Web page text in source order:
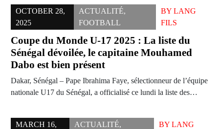
OCTOBER 28,
2025
ACTUALITÉ,
FOOTBALL
BYLANG
FILS
Coupe du Monde U-17 2025 : La liste du
Sénégal dévoilée, le capitaine Mouhamed
Dabo est bien présent
Dakar, Sénégal – Pape Ibrahima Faye, sélectionneur de l’équipe
nationale U17 du Sénégal, a officialisé ce lundi la liste des…
MARCH 16,
ACTUALITÉ,
BYLANG